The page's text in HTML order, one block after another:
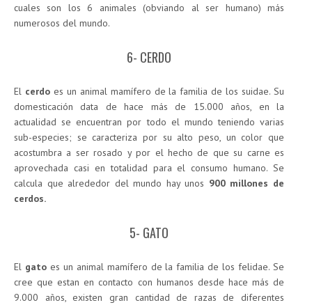
cuales son los 6 animales (obviando al ser humano) más
numerosos del mundo.
6- CERDO
El cerdoes un animal mamífero de la familia de los suidae. Su
domesticación data de hace más de 15.000 años, en la
actualidad se encuentran por todo el mundo teniendo varias
sub-especies; se caracteriza por su alto peso, un color que
acostumbra a ser rosado y por el hecho de que su carne es
aprovechada casi en totalidad para el consumo humano. Se
calcula que alrededor del mundo hay unos 900 millones de
cerdos.
5- GATO
El gatoes un animal mamífero de la familia de los felidae. Se
cree que estan en contacto con humanos desde hace más de
9.000 años, existen gran cantidad de razas de diferentes